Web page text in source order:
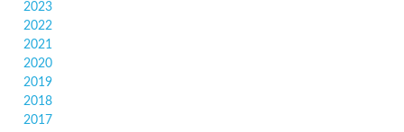
2023
2022
2021
2020
2019
2018
2017